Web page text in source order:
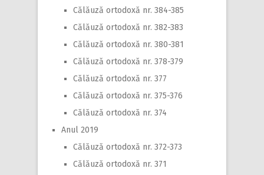
Călăuză ortodoxă nr. 384-385
Călăuză ortodoxă nr. 382-383
Călăuză ortodoxă nr. 380-381
Călăuză ortodoxă nr. 378-379
Călăuză ortodoxă nr. 377
Călăuză ortodoxă nr. 375-376
Călăuză ortodoxă nr. 374
Anul 2019
Călăuză ortodoxă nr. 372-373
Călăuză ortodoxă nr. 371